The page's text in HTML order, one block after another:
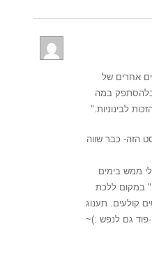
אחרים של
בלהסתפק במה
לבינוניות."
הזה- כבר שווה
ממש בימים
במקום ללכת
קולעים. תענוג
פוד גם לנפש :)~